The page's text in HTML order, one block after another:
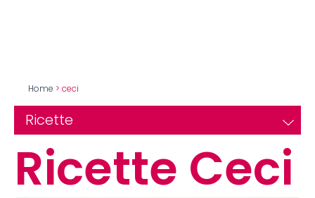
Home > ceci
Ricette
Ricette Ceci